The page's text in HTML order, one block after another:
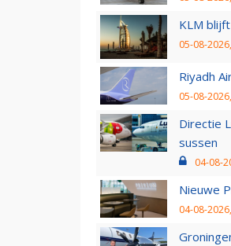
KLM
05-08-
Riyadh
05-08-
Directie
sussen
04-08-
Nieuwe
04-08-